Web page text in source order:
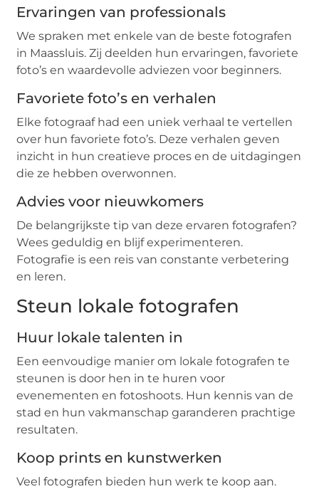
Ervaringen van professionals
We spraken met enkele van de beste fotografen
in Maassluis. Zij deelden hun ervaringen, favoriete
foto’s en waardevolle adviezen voor beginners.
Favoriete foto’s en verhalen
Elke fotograaf had een uniek verhaal te vertellen
over hun favoriete foto’s. Deze verhalen geven
inzicht in hun creatieve proces en de uitdagingen
die ze hebben overwonnen.
Advies voor nieuwkomers
De belangrijkste tip van deze ervaren fotografen?
Wees geduldig en blijf experimenteren.
Fotografie is een reis van constante verbetering
en leren.
Steun lokale fotografen
Huur lokale talenten in
Een eenvoudige manier om lokale fotografen te
steunen is door hen in te huren voor
evenementen en fotoshoots. Hun kennis van de
stad en hun vakmanschap garanderen prachtige
resultaten.
Koop prints en kunstwerken
Veel fotografen bieden hun werk te koop aan.